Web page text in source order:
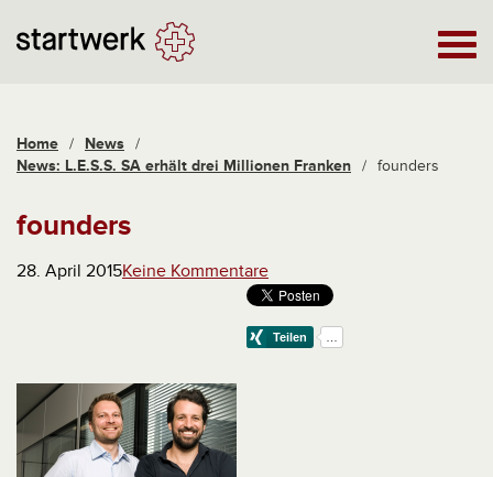
Home / News /
News: L.E.S.S. SA erhält drei Millionen Franken / founders
founders
28. April 2015Keine Kommentare